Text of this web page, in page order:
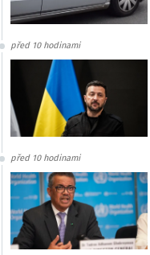
před 10 hodinami
před 10 hodinami